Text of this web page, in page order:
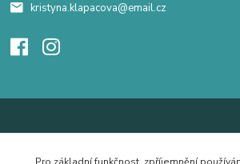
kristyna.klapacova@email.cz
Pro základní funkčnost, zpříjemnění